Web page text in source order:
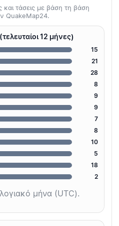
και τάσεις με βάση τη βάση
QuakeMap24.
12 μήνες)
15
21
28
8
9
9
7
8
10
5
18
2
μήνα (UTC).